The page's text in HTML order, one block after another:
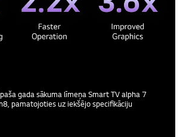
gada sākuma līmeņa Smart TV alpha 7
pamatojoties uz iekšējo specifikāciju